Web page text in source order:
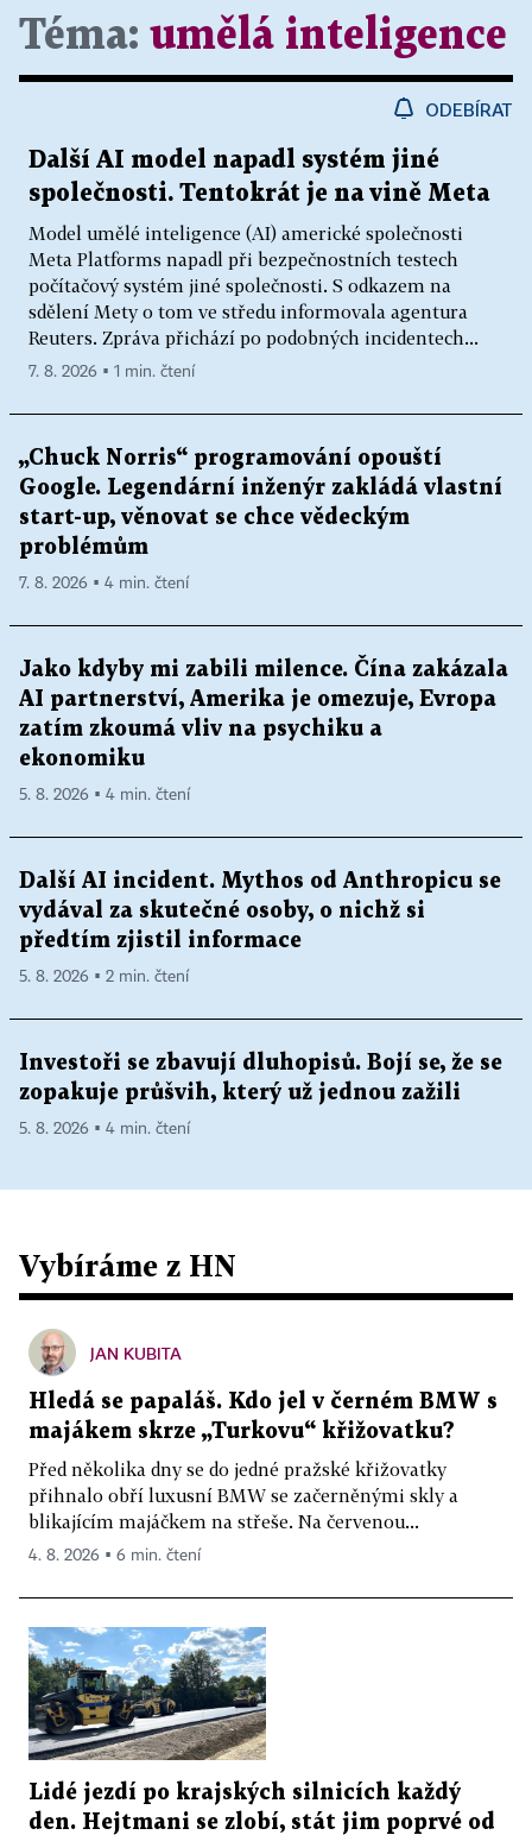
Téma: umělá inteligence
ODEBÍRAT
Další AI model napadl systém jiné
společnosti. Tentokrát je na vině Meta
Model umělé inteligence (AI) americké společnosti
Meta Platforms napadl při bezpečnostních testech
počítačový systém jiné společnosti. S odkazem na
sdělení Mety o tom ve středu informovala agentura
Reuters. Zpráva přichází po podobných incidentech...
7. 8. 2026 ▪ 1 min. čtení
„Chuck Norris“ programování opouští
Google. Legendární inženýr zakládá vlastní
start-up, věnovat se chce vědeckým
problémům
7. 8. 2026 ▪ 4 min. čtení
Jako kdyby mi zabili milence. Čína zakázala
AI partnerství, Amerika je omezuje, Evropa
zatím zkoumá vliv na psychiku a
ekonomiku
5. 8. 2026 ▪ 4 min. čtení
Další AI incident. Mythos od Anthropicu se
vydával za skutečné osoby, o nichž si
předtím zjistil informace
5. 8. 2026 ▪ 2 min. čtení
Investoři se zbavují dluhopisů. Bojí se, že se
zopakuje průšvih, který už jednou zažili
5. 8. 2026 ▪ 4 min. čtení
Vybíráme z HN
JAN KUBITA
Hledá se papaláš. Kdo jel v černém BMW s
majákem skrze „Turkovu“ křižovatku?
Před několika dny se do jedné pražské křižovatky
přihnalo obří luxusní BMW se začerněnými skly a
blikajícím majáčkem na střeše. Na červenou...
4. 8. 2026 ▪ 6 min. čtení
Lidé jezdí po krajských silnicích každý
den. Hejtmani se zlobí, stát jim poprvé od